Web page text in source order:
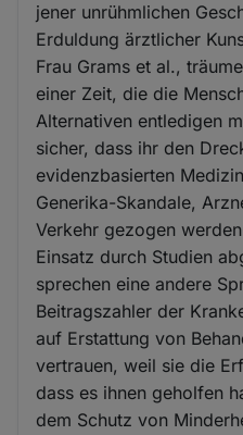
jener unrühmlichen
Erduldung ärztlicher
Frau Grams et al.,
einer Zeit, die die
Alternativen entledigen
sicher, dass ihr den
evidenzbasierten
Generika-Skandale,
Verkehr gezogen
Einsatz durch Studien
sprechen eine andere
Beitragszahler der
auf Erstattung von
vertrauen, weil sie die
dass es ihnen geholfen
dem Schutz von